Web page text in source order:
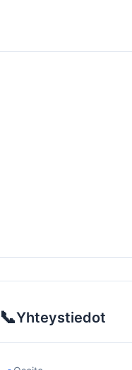
📞Yhteystiedot